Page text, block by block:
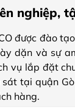
nghiệp,
được đào
dặn và sự
vụ lắp đặt
tại quận
hàng.